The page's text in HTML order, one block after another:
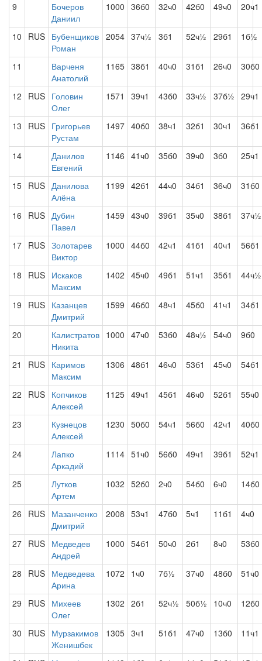
9
Бочеров
Даниил
1000 36б0 32ч0 42б0 49ч0 20ч1
10 RUS Бубенщиков
Роман
2054 37ч½ 3б1 52ч½ 29б1 1б½
11
Варченя
Анатолий
1165 38б1 40ч0 31б1 26ч0 30б0
12 RUS Головин
Олег
1571 39ч1 43б0 33ч½ 37б½ 29ч1
13 RUS Григорьев
Рустам
1497 40б0 38ч1 32б1 30ч1 36б1
14
Данилов
Евгений
1146 41ч0 35б0 39ч0 3б0 25ч1
15 RUS Данилова
Алёна
1199 42б1 44ч0 34б1 36ч0 31б0
16 RUS Дубин
Павел
1459 43ч0 39б1 35ч0 38б1 37ч½
17 RUS Золотарев
Виктор
1000 44б0 42ч1 41б1 40ч1 56б1
18 RUS Искаков
Максим
1402 45ч0 49б1 51ч1 35б1 44ч½
19 RUS Казанцев
Дмитрий
1599 46б0 48ч1 45б0 41ч1 34б1
20
Калистратов
Никита
1000 47ч0 53б0 48ч½ 54ч0 9б0
21 RUS Каримов
Максим
1306 48б1 46ч0 53б1 45ч0 54б1
22 RUS Копчиков
Алексей
1125 49ч1 45б1 46ч0 52б1 55ч0
23
Кузнецов
Алексей
1230 50б0 54ч1 56б0 42ч1 40б0
24
Лапко
Аркадий
1114 51ч0 56б0 49ч1 39б1 52ч1
25
Лутков
Артем
1032 52б0 2ч0 54б0 6ч0 14б0
26 RUS Мазанченко
Дмитрий
2008 53ч1 47б0 5ч1 11б1 4ч0
27 RUS Медведев
Андрей
1000 54б1 50ч0 2б1 8ч0 53б0
28 RUS Медведева
Арина
1072 1ч0 7б½ 37ч0 48б0 51ч0
29 RUS Михеев
Олег
1302 2б1 52ч½ 50б½ 10ч0 12б0
30 RUS Мурзакимов
Женишбек
1305 3ч1 51б1 47ч0 13б0 11ч1